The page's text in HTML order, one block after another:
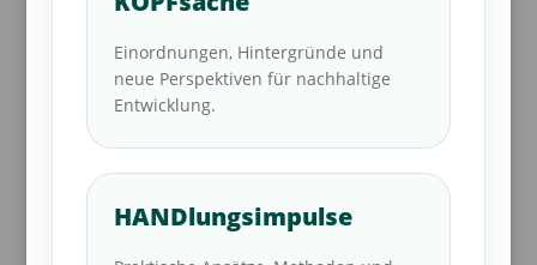
Einordnungen, Hintergründe und
neue Perspektiven für nachhaltige
Entwicklung.
HANDlungsimpulse